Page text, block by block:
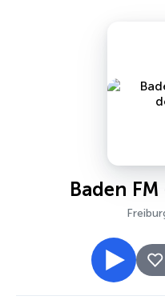
Baden